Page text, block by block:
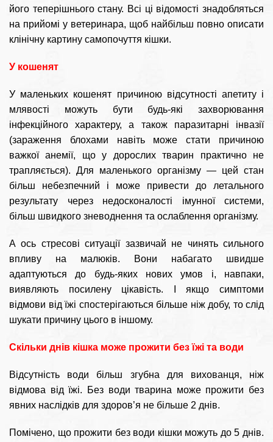
його теперішнього стану. Всі ці відомості знадобляться
на прийомі у ветеринара, щоб найбільш повно описати
клінічну картину самопочуття кішки.
У кошенят
У маленьких кошенят причиною відсутності апетиту і
млявості можуть бути будь-які захворювання
інфекційного характеру, а також паразитарні інвазії
(зараження блохами навіть може стати причиною
важкої анемії, що у дорослих тварин практично не
трапляється). Для маленького організму — цей стан
більш небезпечний і може привести до летального
результату через недосконалості імунної системи,
більш швидкого зневоднення та ослаблення організму.
А ось стресові ситуації зазвичай не чинять сильного
впливу на малюків. Вони набагато швидше
адаптуються до будь-яких нових умов і, навпаки,
виявляють посилену цікавість. І якщо симптоми
відмови від їжі спостерігаються більше ніж добу, то слід
шукати причину цього в іншому.
Скільки днів кішка може прожити без їжі та води
Відсутність води більш згубна для вихованця, ніж
відмова від їжі. Без води тварина може прожити без
явних наслідків для здоров’я не більше 2 днів.
Помічено, що прожити без води кішки можуть до 5 днів.